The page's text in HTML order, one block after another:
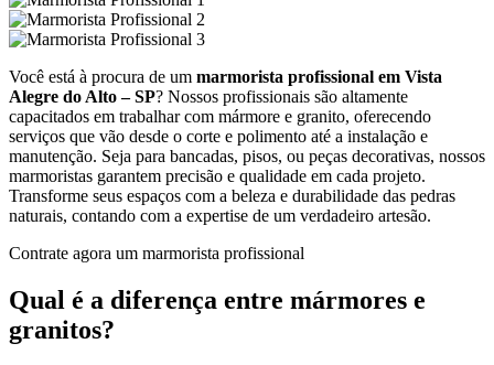
Você está à procura de um marmorista profissional em Vista
Alegre do Alto – SP? Nossos profissionais são altamente
capacitados em trabalhar com mármore e granito, oferecendo
serviços que vão desde o corte e polimento até a instalação e
manutenção. Seja para bancadas, pisos, ou peças decorativas, nossos
marmoristas garantem precisão e qualidade em cada projeto.
Transforme seus espaços com a beleza e durabilidade das pedras
naturais, contando com a expertise de um verdadeiro artesão.
Contrate agora um marmorista profissional
Qual é a diferença entre mármores e
granitos?